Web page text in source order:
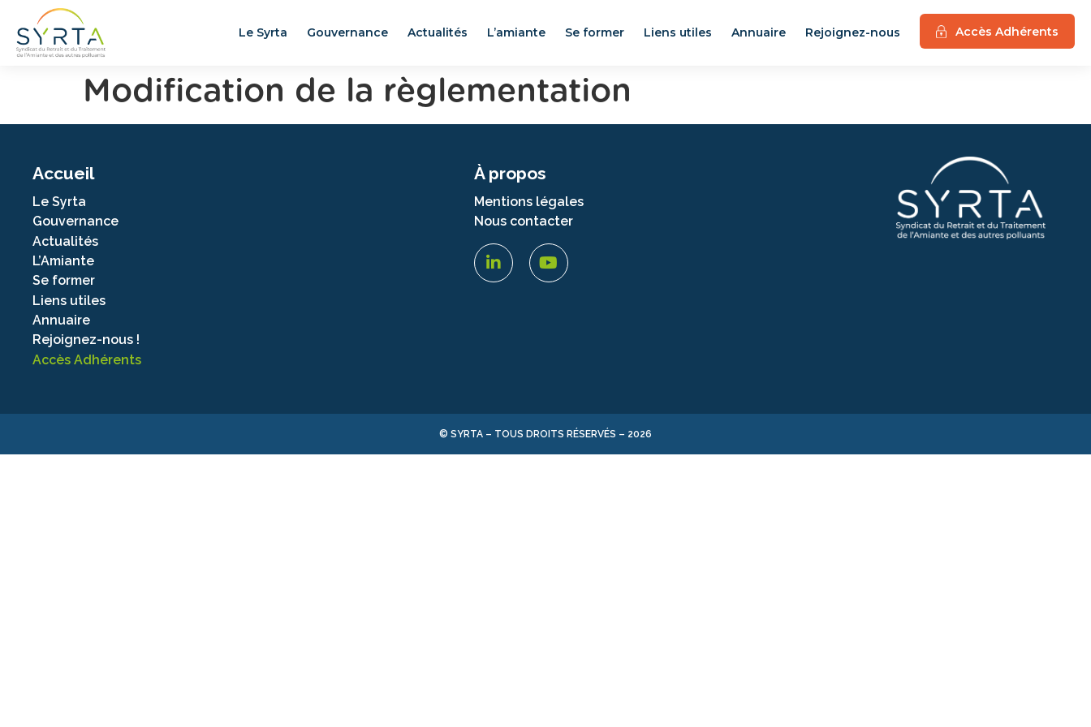
Le Syrta Gouvernance Actualités L’amiante Se former Liens utiles Annuaire Rejoignez-nous Accès Adhérents
Modification de la règlementation
Accueil
Le Syrta
Gouvernance
Actualités
L’Amiante
Se former
Liens utiles
Annuaire
Rejoignez-nous !
Accès Adhérents
À propos
Mentions légales
Nous contacter
© SYRTA – TOUS DROITS RÉSERVÉS – 2026